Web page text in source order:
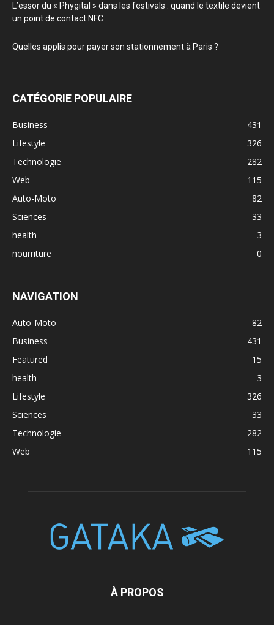
L’essor du « Phygital » dans les festivals : quand le textile devient
un point de contact NFC
Quelles applis pour payer son stationnement à Paris ?
CATÉGORIE POPULAIRE
Business
431
Lifestyle
326
Technologie
282
Web
115
Auto-Moto
82
Sciences
33
health
3
nourriture
0
NAVIGATION
Auto-Moto
82
Business
431
Featured
15
health
3
Lifestyle
326
Sciences
33
Technologie
282
Web
115
À PROPOS